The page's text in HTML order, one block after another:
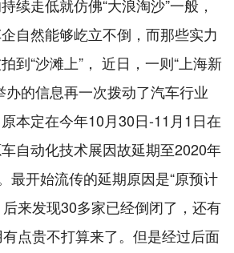
续走低就仿佛“大浪淘沙”一般，
自然能够屹立不倒，而那些实力
到“沙滩上”， 近日，一则“上海新
办的信息再一次拨动了汽车行业
本定在今年10月30日-11月1日在
自动化技术展因故延期至2020年
最开始流传的延期原因是“原预计
来发现30多家已经倒闭了，还有
点贵不打算来了。但是经过后面